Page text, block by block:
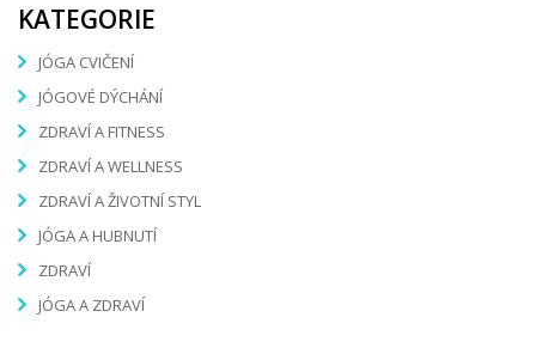
KATEGORIE
JÓGA CVIČENÍ
JÓGOVÉ DÝCHÁNÍ
ZDRAVÍ A FITNESS
ZDRAVÍ A WELLNESS
ZDRAVÍ A ŽIVOTNÍ STYL
JÓGA A HUBNUTÍ
ZDRAVÍ
JÓGA A ZDRAVÍ